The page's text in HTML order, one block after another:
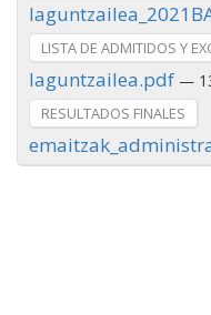
LISTA DE ADMITIDOS Y
laguntzailea.pdf —
RESULTADOS FINALES